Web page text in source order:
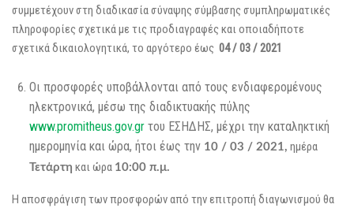
συμμετέχουν στη διαδικασία σύναψης σύμβασης συμπληρωματικές
πληροφορίες σχετικά με τις προδιαγραφές και οποιαδήποτε
σχετικά δικαιολογητικά, το αργότερο έως 04 / 03 / 2021
Οι προσφορές υποβάλλονται από τους ενδιαφερομένους
ηλεκτρονικά, μέσω της διαδικτυακής πύλης
www.promitheus.gov.gr του ΕΣΗΔΗΣ, μέχρι την καταληκτική
ημερομηνία και ώρα, ήτοι έως την 10 / 03 / 2021, ημέρα
Τετάρτη και ώρα 10:00 π.μ.
Η αποσφράγιση των προσφορών από την επιτροπή διαγωνισμού θα